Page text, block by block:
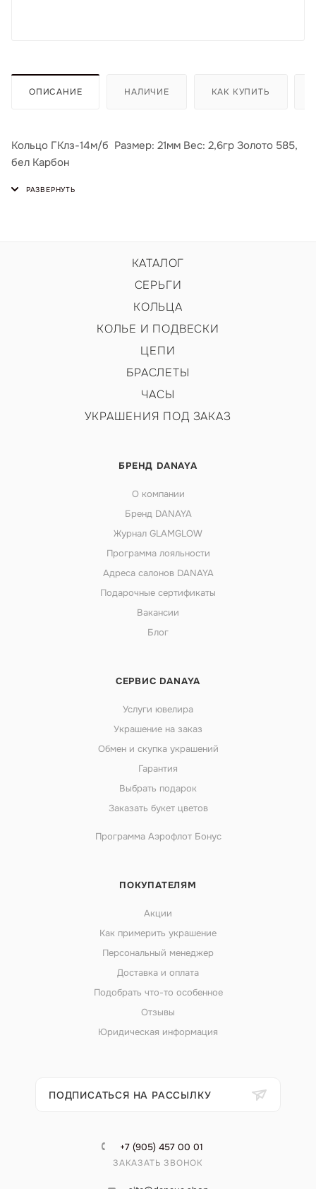
ОПИСАНИЕ НАЛИЧИЕ КАК КУПИТЬ
Кольцо ГКлз-14м/б Размер: 21мм Вес: 2,6гр Золото 585,
бел Карбон
КАТАЛОГ
СЕРЬГИ
КОЛЬЦА
КОЛЬЕ И ПОДВЕСКИ
ЦЕПИ
БРАСЛЕТЫ
ЧАСЫ
УКРАШЕНИЯ ПОД ЗАКАЗ
БРЕНД DANAYA
О компании
Бренд DANAYA
Журнал GLAMGLOW
Программа лояльности
Адреса салонов DANAYA
Подарочные сертификаты
Вакансии
Блог
СЕРВИС DANAYA
Услуги ювелира
Украшение на заказ
Обмен и скупка украшений
Гарантия
Выбрать подарок
Заказать букет цветов
Программа Аэрофлот Бонус
ПОКУПАТЕЛЯМ
Акции
Как примерить украшение
Персональный менеджер
Доставка и оплата
Подобрать что-то особенное
Отзывы
Юридическая информация
ПОДПИСАТЬСЯ НА РАССЫЛКУ
+7 (905) 457 00 01
ЗАКАЗАТЬ ЗВОНОК